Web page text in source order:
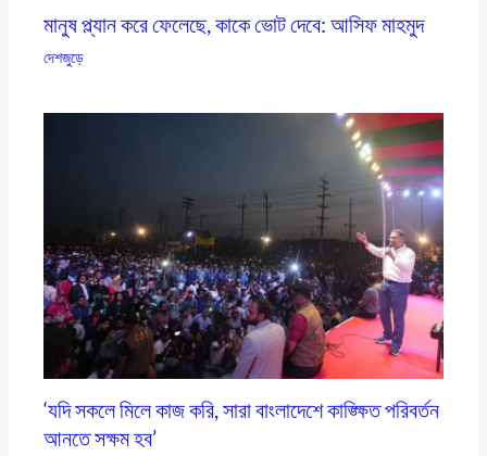
মানুষ প্ল্যান করে ফেলেছে, কাকে ভোট দেবে: আসিফ মাহমুদ
দেশজুড়ে
‘যদি সকলে মিলে কাজ করি, সারা বাংলাদেশে কাঙ্ক্ষিত পরিবর্তন
আনতে সক্ষম হব’